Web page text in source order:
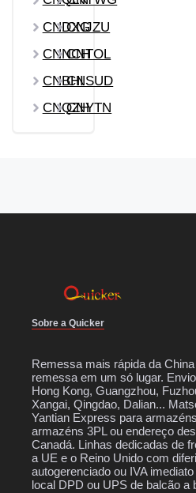
CNDXG
CNJZU
CNNCHCNTOL
CNBHICNSUD
CNQZHCNYTN
Sobre a Quicker
Remessa mais rápida da
remessa em um só lugar.
Hong Kong, Guangzhou,
Xangai, Qingdao, Dalian...
Yantian Express para
armazéns 3PL ou endereço
Canadá. Linhas dedicadas de
a UE e o Reino Unido com
autogerenciado ou IVA
local DPD ou UPS de balcão a